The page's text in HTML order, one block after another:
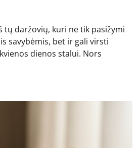
tų daržovių, kuri ne tik pasižymi
savybėmis, bet ir gali virsti
dienos stalui. Nors